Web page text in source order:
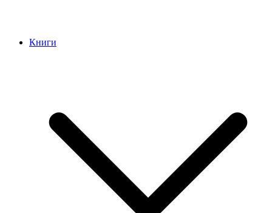
Книги